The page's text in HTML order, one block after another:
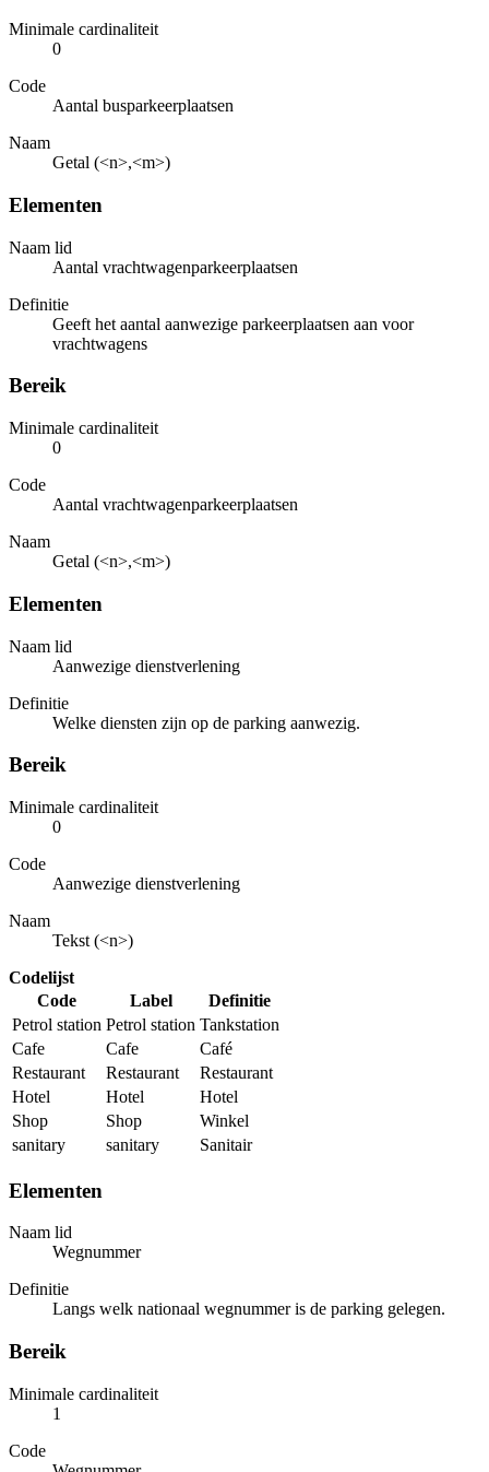
Minimale cardinaliteit
0
Code
Aantal busparkeerplaatsen
Naam
Getal (<n>,<m>)
Elementen
Naam lid
Aantal vrachtwagenparkeerplaatsen
Definitie
Geeft het aantal aanwezige parkeerplaatsen aan voor
vrachtwagens
Bereik
Minimale cardinaliteit
0
Code
Aantal vrachtwagenparkeerplaatsen
Naam
Getal (<n>,<m>)
Elementen
Naam lid
Aanwezige dienstverlening
Definitie
Welke diensten zijn op de parking aanwezig.
Bereik
Minimale cardinaliteit
0
Code
Aanwezige dienstverlening
Naam
Tekst (<n>)
Codelijst
Code
Label
Definitie
Petrol station Petrol station Tankstation
Cafe
Cafe
Café
Restaurant
Restaurant
Restaurant
Hotel
Hotel
Hotel
Shop
Shop
Winkel
sanitary
sanitary Sanitair
Elementen
Naam lid
Wegnummer
Definitie
Langs welk nationaal wegnummer is de parking gelegen.
Bereik
Minimale cardinaliteit
1
Code